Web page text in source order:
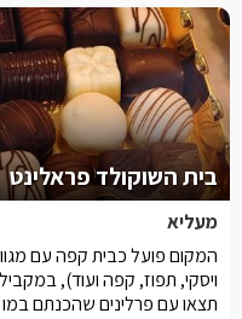
בית השוקולד פראלינט
מעליא
המקום פועל כבית קפה עם
ויסקי, תפוז, קפה ועוד),
תצאו עם פרלינים שהכנתם